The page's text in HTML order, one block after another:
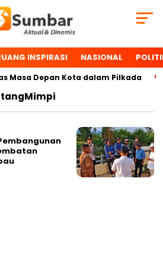
INSPIRASI NASIONAL
Masa Depan Kota dalam Pilkada